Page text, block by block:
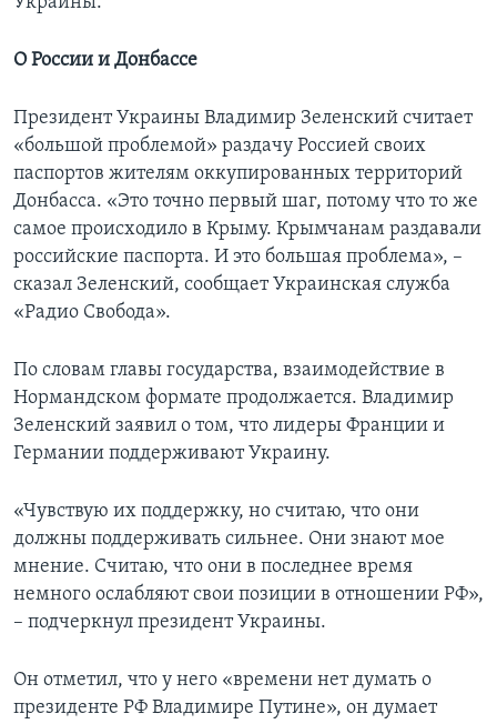
О России и Донбассе
Президент Украины Владимир Зеленский считает
«большой проблемой» раздачу Россией своих
паспортов жителям оккупированных территорий
Донбасса. «Это точно первый шаг, потому что то же
самое происходило в Крыму. Крымчанам раздавали
российские паспорта. И это большая проблема», –
сказал Зеленский, сообщает Украинская служба
«Радио Свобода».
По словам главы государства, взаимодействие в
Нормандском формате продолжается. Владимир
Зеленский заявил о том, что лидеры Франции и
Германии поддерживают Украину.
«Чувствую их поддержку, но считаю, что они
должны поддерживать сильнее. Они знают мое
мнение. Считаю, что они в последнее время
немного ослабляют свои позиции в отношении РФ»,
– подчеркнул президент Украины.
Он отметил, что у него «времени нет думать о
президенте РФ Владимире Путине», он думает